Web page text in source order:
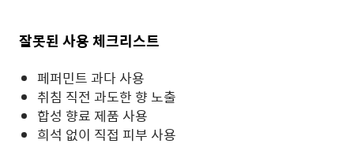
잘못된 사용 체크리스트
페퍼민트 과다 사용
취침 직전 과도한 향 노출
합성 향료 제품 사용
희석 없이 직접 피부 사용